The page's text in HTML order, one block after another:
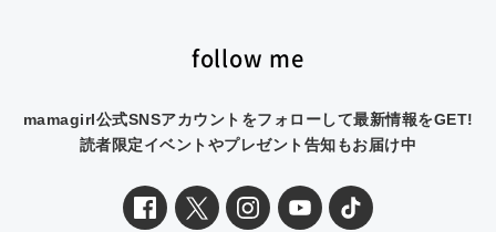
follow me
mamagirl公式SNSアカウントをフォローして最新情報をGET!
読者限定イベントやプレゼント告知もお届け中